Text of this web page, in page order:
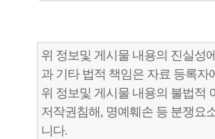
위 정보및 게시물 내용의 진실성
과 기타 법적 책임은 자료 등록자
위 정보및 게시물 내용의 불법적
저작권침해, 명예훼손 등 분쟁요
니다.